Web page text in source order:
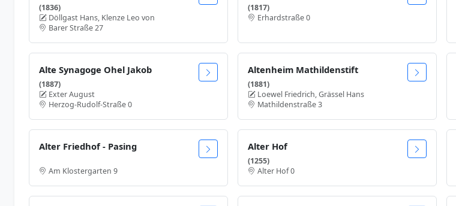
(1836)
Döllgast Hans, Klenze Leo von
Barer Straße 27
(1817)
Erhardstraße 0
Alte Synagoge Ohel Jakob
(1887)
Exter August
Herzog-Rudolf-Straße 0
Altenheim Mathildenstift
(1881)
Loewel Friedrich, Grässel Hans
Mathildenstraße 3
Alter Friedhof - Pasing
Am Klostergarten 9
Alter Hof
(1255)
Alter Hof 0